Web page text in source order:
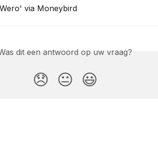
via Moneybird
dit een antwoord op uw vraag?
😞 😐 😃